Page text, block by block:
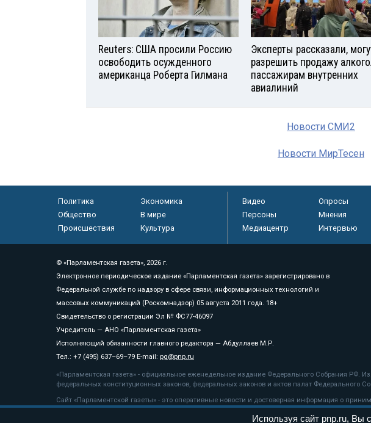
Reuters: США просили Россию
освободить осужденного
американца Роберта Гилмана
Эксперты рассказали,
разрешить продажу
пассажирам внутренних
авиалиний
Новости СМИ2
Новости МирТесен
Политика
Экономика
Общество
В мире
Происшествия
Культура
Видео Опросы
Персоны
Мнения
Медиацентр
Интервью
© «Парламентская газета», 2026 г.
Электронное периодическое издание «Парламентская газета» зарегистрировано в
Федеральной службе по надзору в сфере связи, информационных технологий и
массовых коммуникаций (Роскомнадзор) 05 августа 2011 года. 18+
Свидетельство о регистрации Эл № ФС77-46097
Учредитель — АНО «Парламентская газета»
Исполняющий обязанности главного редактора — Абдуллаев М.Р.
Тел.: +7 (495) 637–69–79 E-mail: pg@pnp.ru
«Парламентская газета» - официальное еженедельное издание Федерального Собрания РФ.
федеральных конституционных законов, федеральных законов и актов палат Федерального
Сайт «Парламентской газеты» - это оперативные новости и достоверная информация о
«Парламентской газеты» активная ссылка на pnp.ru обязательна.
Используя сайт pnp.ru, Вы